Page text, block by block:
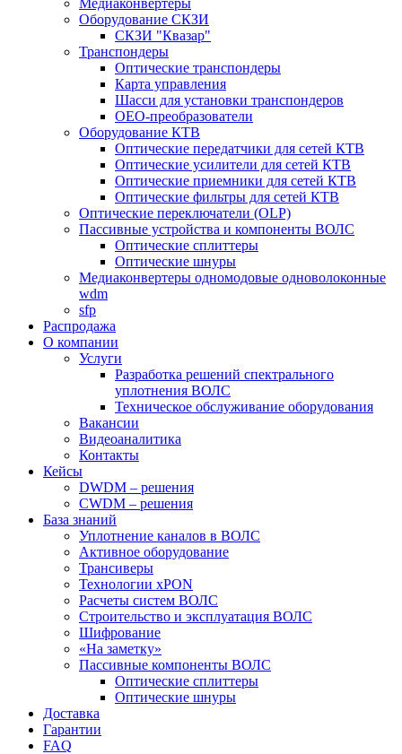
Медиаконвертеры
Оборудование СКЗИ
СКЗИ "Квазар"
Транспондеры
Оптические транспондеры
Карта управления
Шасси для установки транспондеров
OEO-преобразователи
Оборудование КТВ
Оптические передатчики для сетей КТВ
Оптические усилители для сетей КТВ
Оптические приемники для сетей КТВ
Оптические фильтры для сетей КТВ
Оптические переключатели (OLP)
Пассивные устройства и компоненты ВОЛС
Оптические сплиттеры
Оптические шнуры
Медиаконвертеры одномодовые одноволоконные
wdm
sfp
Распродажа
О компании
Услуги
Разработка решений спектрального
уплотнения ВОЛС
Техническое обслуживание оборудования
Вакансии
Видеоаналитика
Контакты
Кейсы
DWDM – решения
CWDM – решения
База знаний
Уплотнение каналов в ВОЛС
Активное оборудование
Трансиверы
Технологии xPON
Расчеты систем ВОЛС
Строительство и эксплуатация ВОЛС
Шифрование
«На заметку»
Пассивные компоненты ВОЛС
Оптические сплиттеры
Оптические шнуры
Доставка
Гарантии
FAQ